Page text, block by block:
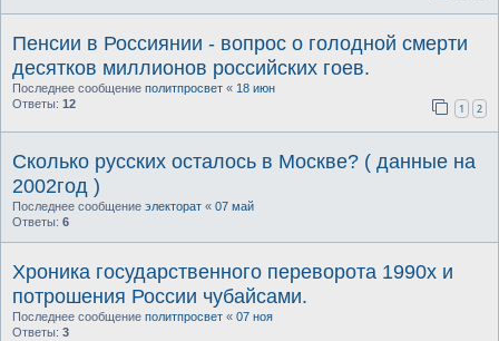
Пенсии в Россиянии - вопрос о голодной смерти
десятков миллионов российских гоев.
Последнее сообщение политпросвет « 18 июн
Ответы: 12 1 2
Сколько русских осталось в Москве? ( данные на
2002год )
Последнее сообщение электорат « 07 май
Ответы: 6
Хроника государственного переворота 1990х и
потрошения России чубайсами.
Последнее сообщение политпросвет « 07 ноя
Ответы: 3